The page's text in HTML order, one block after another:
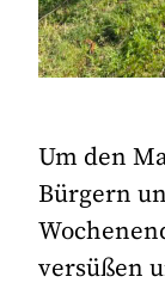
Um den
Bürgern
versüßen